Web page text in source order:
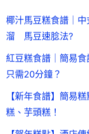
椰汁馬豆糕食譜｜
溜 馬豆速腍法?
紅豆糕食譜｜簡易
只需20分鐘？
【新年食譜】簡易
糕、芋頭糕！